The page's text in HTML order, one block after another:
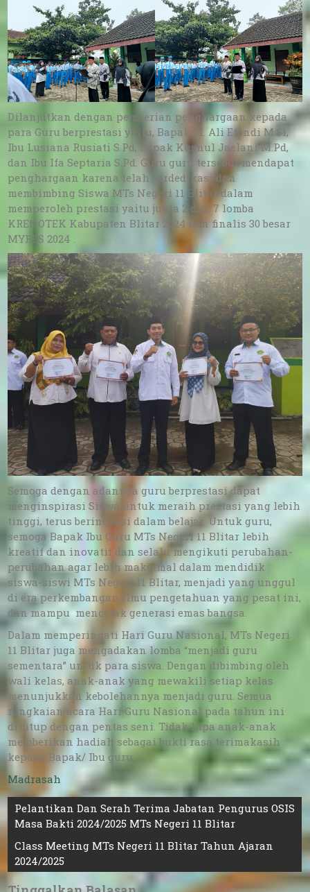
Dilanjutkan dengan pemberian penghargaan kepada
para Guru berprestasi yaitu, Bapak M. Ali Efendi M.Si,
Ibu Lusiana Rusiati S.Pd, Bapak Kusnul Jaelani M.Pd,
dan Ibu Ifa Septaria S.Pd. Guru guru tersebut mendapat
penghargaan karena telah berdedikasi dan
membimbing Siswa MTs Negeri 11 Blitar dalam
memperoleh prestasi yaitu juara 2 dan 7 lomba
KRENOTEK Kabupaten Blitar 2024 dan finalis 30 besar
MYRES 2024 .
Semoga dengan adannya guru berprestasi dapat
menginspirasi Siswa untuk meraih prestasi yang lebih
tinggi, terus berinovasi dalam belajar. Untuk guru,
semoga Bapak Ibu Guru MTs Negeri 11 Blitar lebih
kreatif dan inovatif dan selalu mengikuti perubahan-
perubahan agar lebih maksimal dalam mendidik
siswa-siswi MTs Negeri 11 Blitar, menjadi yang unggul
di era perkembangan ilmu pengetahuan yang pesat ini,
dan mampu mencetak generasi emas bangsa.
Dalam memperingati Hari Guru Nasional, MTs Negeri
11 Blitar juga mengadakan lomba “menjadi guru
sementara” untuk para siswa. Dengan dibimbing oleh
wali kelas, anak-anak yang mewakili setiap kelas
menunjukkan kebolehannya menjadi guru. Semua
rangkaian acara Hari Guru Nasional pada tahun ini
ditutup dengan pentas seni. Tidak lupa anak-anak
memberikan hadiah sebagai bukti rasa terimakasih
kepada Bapak/ Ibu guru.
Madrasah
Navigasi
pos
Pelantikan Dan Serah Terima Jabatan Pengurus OSIS
Masa Bakti 2024/2025 MTs Negeri 11 Blitar
Class Meeting MTs Negeri 11 Blitar Tahun Ajaran
2024/2025